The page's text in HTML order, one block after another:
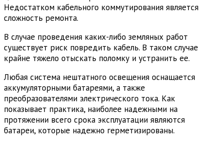
Недостатком кабельного коммутирования является
сложность ремонта.
В случае проведения каких-либо земляных работ
существует риск повредить кабель. В таком случае
крайне тяжело отыскать поломку и устранить ее.
Любая система нештатного освещения оснащается
аккумуляторными батареями, а также
преобразователями электрического тока. Как
показывает практика, наиболее надежными на
протяжении всего срока эксплуатации являются
батареи, которые надежно герметизированы.